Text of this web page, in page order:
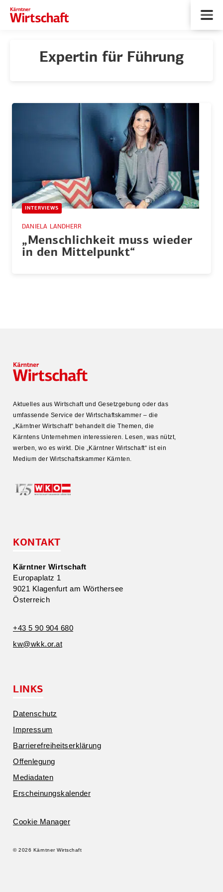
Expertin für Führung
INTERVIEWS
DANIELA LANDHERR
„Mensch­lichkeit muss wieder
in den Mittel­punkt“
Aktuelles aus Wirtschaft und Gesetz­gebung oder das
umfas­sende Service der Wirtschafts­kammer – die
„Kärntner Wirtschaft“ behandelt die Themen, die
Kärntens Unter­nehmen inter­es­sieren. Lesen, was nützt,
werben, wo es wirkt. Die „Kärntner Wirtschaft“ ist ein
Medium der Wirtschafts­kammer Kärnten.
KONTAKT
Kärntner Wirtschaft
Europa­platz 1
9021 Klagenfurt am Wörthersee
Öster­reich
+43 5 90 904 680
kw@​wkk.​or.​at
LINKS
Daten­schutz
Impressum
Barrie­re­frei­heits­er­klärung
Offen­legung
Media­daten
Erschei­nungs­ka­lender
Cookie Manager
© 2026 Kärntner Wirtschaft